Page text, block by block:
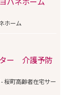
ホーム
ー 介護予防
桜町高齢者在宅サー